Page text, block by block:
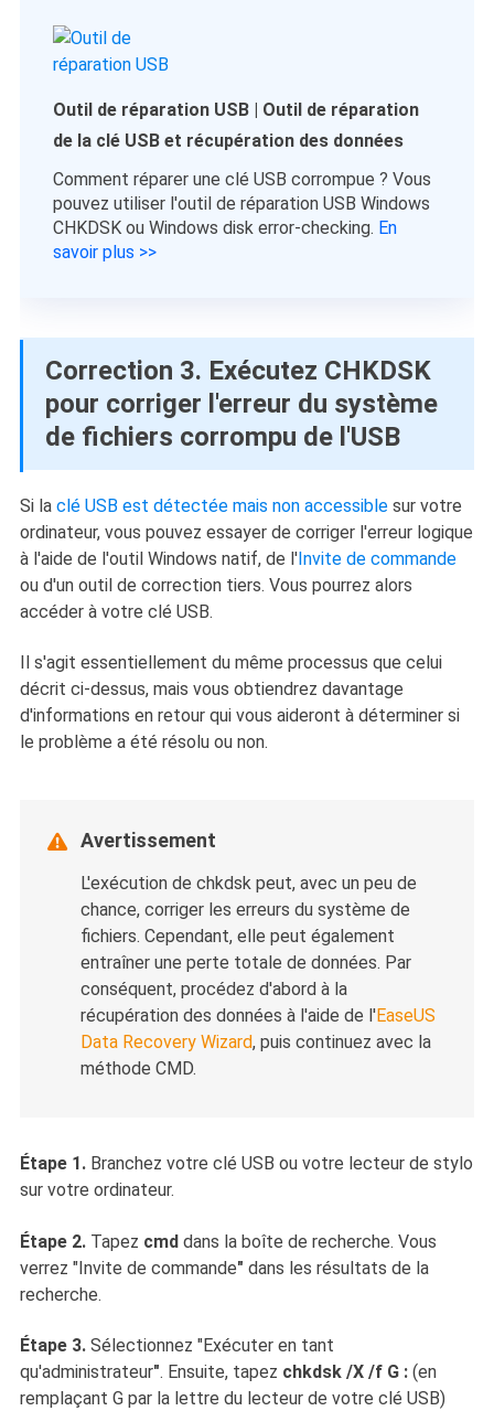
Outil de réparation USB | Outil de réparation
de la clé USB et récupération des données
Comment réparer une clé USB corrompue ? Vous
pouvez utiliser l'outil de réparation USB Windows
CHKDSK ou Windows disk error-checking. En
savoir plus >>
Correction 3. Exécutez CHKDSK
pour corriger l'erreur du système
de fichiers corrompu de l'USB
Si la clé USB est détectée mais non accessiblesur votre
ordinateur, vous pouvez essayer de corriger l'erreur logique
à l'aide de l'outil Windows natif, de l'Invite de commande
ou d'un outil de correction tiers. Vous pourrez alors
accéder à votre clé USB.
Il s'agit essentiellement du même processus que celui
décrit ci-dessus, mais vous obtiendrez davantage
d'informations en retour qui vous aideront à déterminer si
le problème a été résolu ou non.
 Avertissement
L'exécution de chkdsk peut, avec un peu de
chance, corriger les erreurs du système de
fichiers. Cependant, elle peut également
entraîner une perte totale de données. Par
conséquent, procédez d'abord à la
récupération des données à l'aide de l'EaseUS
Data Recovery Wizard, puis continuez avec la
méthode CMD.
Étape 1. Branchez votre clé USB ou votre lecteur de stylo
sur votre ordinateur.
Étape 2. Tapez cmddans la boîte de recherche. Vous
verrez "Invite de commande" dans les résultats de la
recherche.
Étape 3. Sélectionnez "Exécuter en tant
qu'administrateur". Ensuite, tapez chkdsk /X /f G :(en
remplaçant G par la lettre du lecteur de votre clé USB)